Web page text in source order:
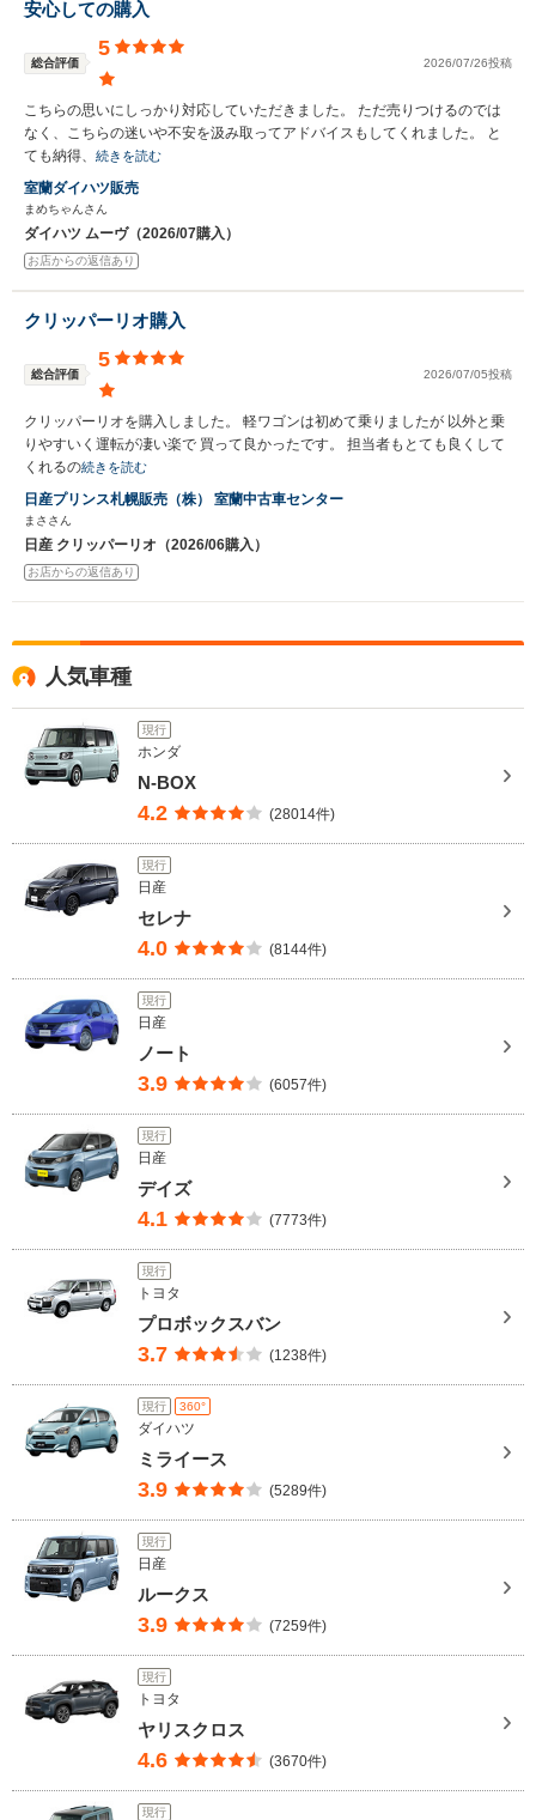
安心しての購入
総合評価
5
2026/07/26投稿
こちらの思いにしっかり対応していただきました。 ただ売りつけるのでは
なく、こちらの迷いや不安を汲み取ってアドバイスもしてくれました。 と
ても納得、 続きを読む
室蘭ダイハツ販売
まめちゃんさん
ダイハツ ムーヴ（2026/07購入）
お店からの返信あり
クリッパーリオ購入
総合評価
5
2026/07/05投稿
クリッパーリオを購入しました。 軽ワゴンは初めて乗りましたが 以外と乗
りやすいく運転が凄い楽で 買って良かったです。 担当者もとても良くして
くれるの続きを読む
日産プリンス札幌販売（株） 室蘭中古車センター
まささん
日産 クリッパーリオ（2026/06購入）
お店からの返信あり
人気車種
現行
ホンダ
N-BOX
4.2 (28014件)
現行
日産
セレナ
4.0 (8144件)
現行
日産
ノート
3.9 (6057件)
現行
日産
デイズ
4.1 (7773件)
現行
トヨタ
プロボックスバン
3.7 (1238件)
現行 360°
ダイハツ
ミライース
3.9 (5289件)
現行
日産
ルークス
3.9 (7259件)
現行
トヨタ
ヤリスクロス
4.6 (3670件)
現行